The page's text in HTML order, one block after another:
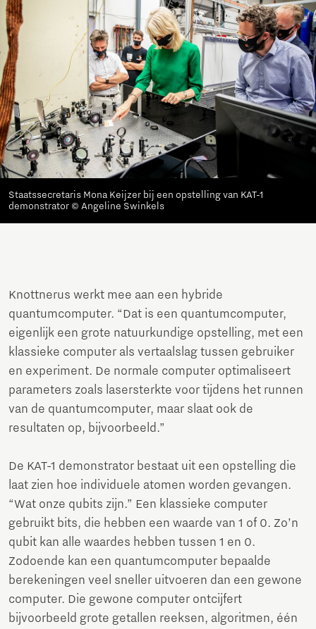
Staatssecretaris Mona Keijzer bij een opstelling van KAT-1
demonstrator © Angeline Swinkels
Knottnerus werkt mee aan een hybride
quantumcomputer. “Dat is een quantumcomputer,
eigenlijk een grote natuurkundige opstelling, met een
klassieke computer als vertaalslag tussen gebruiker
en experiment. De normale computer optimaliseert
parameters zoals lasersterkte voor tijdens het runnen
van de quantumcomputer, maar slaat ook de
resultaten op, bijvoorbeeld.”
De KAT-1 demonstrator bestaat uit een opstelling die
laat zien hoe individuele atomen worden gevangen.
“Wat onze qubits zijn.” Een klassieke computer
gebruikt bits, die hebben een waarde van 1 of 0. Zo’n
qubit kan alle waardes hebben tussen 1 en 0.
Zodoende kan een quantumcomputer bepaalde
berekeningen veel sneller uitvoeren dan een gewone
computer. Die gewone computer ontcijfert
bijvoorbeeld grote getallen reeksen, algoritmen, één